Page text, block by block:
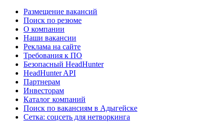
Размещение вакансий
Поиск по резюме
О компании
Наши вакансии
Реклама на сайте
Требования к ПО
Безопасный HeadHunter
HeadHunter API
Партнерам
Инвесторам
Каталог компаний
Поиск по вакансиям в Адыгейске
Сетка: соцсеть для нетворкинга